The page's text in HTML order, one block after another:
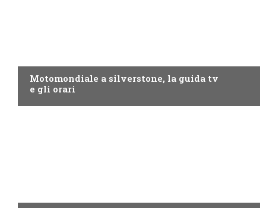
Motomondiale a silverstone, la guida tv
e gli orari